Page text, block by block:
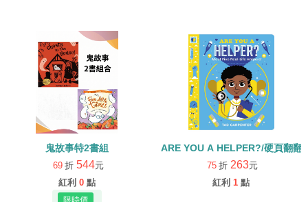
鬼故事特2書組
69 折 544元
紅利 0 點
ARE YOU A HELPER?/硬頁翻翻
75 折 263元
紅利 1 點